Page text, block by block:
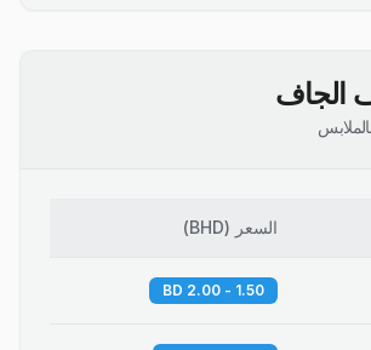
الجاف
السعر (
BHD
)
1.50 - 2.00 BD